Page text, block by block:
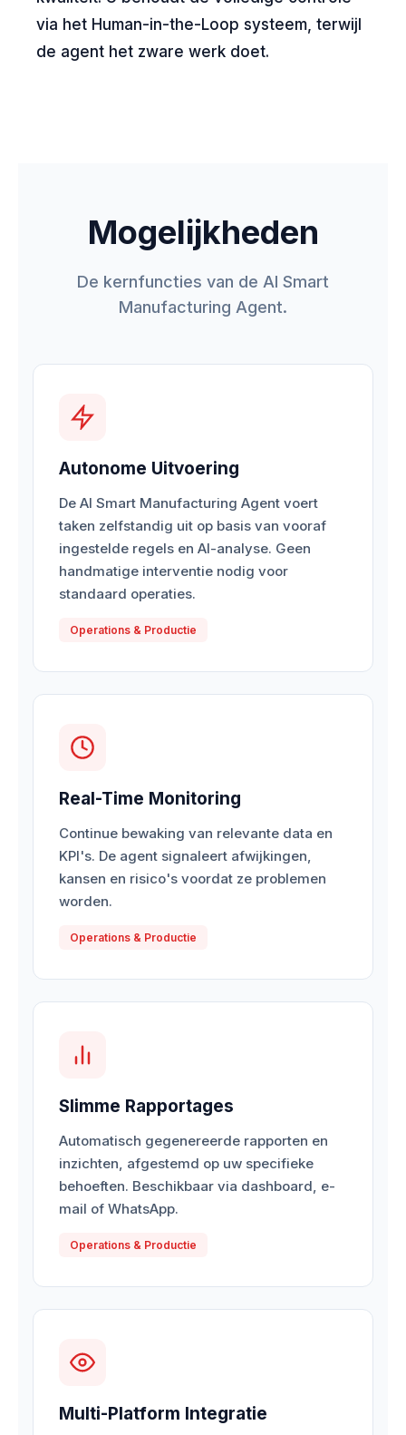
via het Human-in-the-Loop systeem, terwijl
de agent het zware werk doet.
Mogelijkheden
De kernfuncties van de AI Smart
Manufacturing Agent.
Autonome Uitvoering
De AI Smart Manufacturing Agent voert
taken zelfstandig uit op basis van vooraf
ingestelde regels en AI-analyse. Geen
handmatige interventie nodig voor
standaard operaties.
Operations & Productie
Real-Time Monitoring
Continue bewaking van relevante data en
KPI's. De agent signaleert afwijkingen,
kansen en risico's voordat ze problemen
worden.
Operations & Productie
Slimme Rapportages
Automatisch gegenereerde rapporten en
inzichten, afgestemd op uw specifieke
behoeften. Beschikbaar via dashboard, e-
mail of WhatsApp.
Operations & Productie
Multi-Platform Integratie